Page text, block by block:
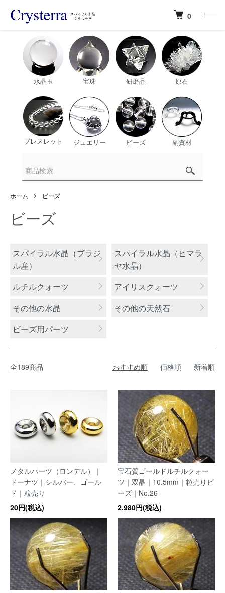
0
水晶玉 宝珠 研磨品 原石
ブレスレット ジュエリー ビーズ 副資材
ホーム ビーズ
ビーズ
カテゴリー一覧
スパイラル水晶（ブラジ
ル産）
スパイラル水晶（ヒマラ
ヤ水晶）
ルチルクォーツ
アイリスクォーツ
その他の水晶
その他の天然石
ビーズ用パーツ
全189商品 おすすめ順 価格順 新着順
メタルパーツ（ロンデル）｜
ドーナツ｜シルバー、ゴール
ド｜粒売り
20円(税込)
宝石質ゴールドルチルクォー
ツ｜双晶｜10.5mm｜粒売りビ
ーズ｜No.26
2,980円(税込)